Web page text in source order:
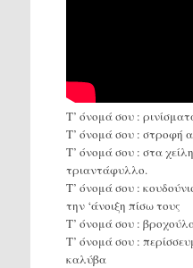
Τ’ όνομά σου :
Τ’ όνομά σου : στροφή
Τ’ όνομά σου : στα
τριαντάφυλλο.
Τ’ όνομά σου :
την ‘άνοιξη πίσω τους
Τ’ όνομά σου :
Τ’ όνομά σου :
καλύβα